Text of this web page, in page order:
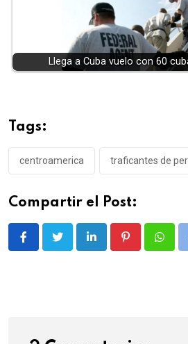
Llega a Cuba vuelo con 60
Tags:
centroamerica traficantes de
Compartir el Post:
LinkedIn Pinterest